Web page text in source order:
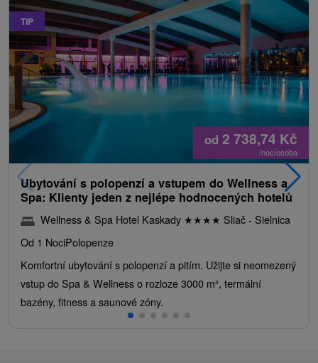
TIP
od 2 738,74 Kč
/noc/osoba
Ubytování s polopenzí a vstupem do Wellness a
Spa: Klienty jeden z nejlépe hodnocených hotelů
Wellness & Spa Hotel Kaskady ★★★★ Sliač - Sielnica
Od 1 NociPolopenze
Komfortní ubytování s polopenzí a pitím. Užijte si neomezený
vstup do Spa & Wellness o rozloze 3000 m², termální
bazény, fitness a saunové zóny.